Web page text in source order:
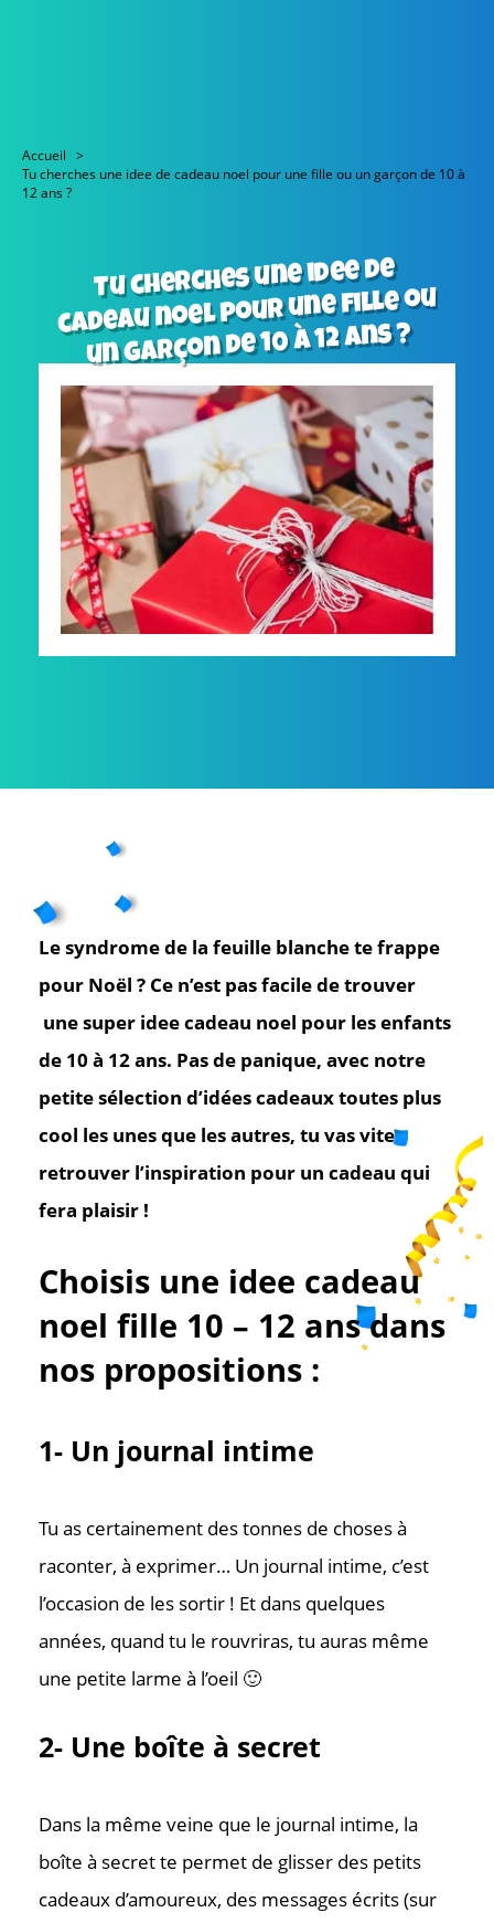
Accueil
Tu cherches une idee de cadeau noel pour une fille ou un garçon de 10 à
12 ans ?
Tu cherches une idee de
cadeau noel pour une fille ou
un garçon de 10 à 12 ans ?
Le syndrome de la feuille blanche te frappe
pour Noël ? Ce n’est pas facile de trouver
une super idee cadeau noel pour les enfants
de 10 à 12 ans. Pas de panique, avec notre
petite sélection d’idées cadeaux toutes plus
cool les unes que les autres, tu vas vite
retrouver l’inspiration pour un cadeau qui
fera plaisir !
Choisis une idee cadeau
noel fille 10 – 12 ans dans
nos propositions :
1- Un journal intime
Tu as certainement des tonnes de choses à
raconter, à exprimer… Un journal intime, c’est
l’occasion de les sortir ! Et dans quelques
années, quand tu le rouvriras, tu auras même
une petite larme à l’oeil 🙂
2- Une boîte à secret
Dans la même veine que le journal intime, la
boîte à secret te permet de glisser des petits
cadeaux d’amoureux, des messages écrits (sur